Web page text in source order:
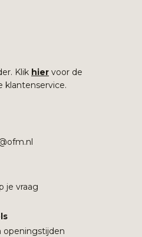
Klik hier voor de
klantenservice.
je vraag
openingstijden